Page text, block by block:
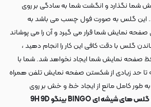
شما نگذارد و انگشت شما به سادگی بر روی
این گلس به صورت فول چسب می باشد به
نمایش شما قرار می گیرد و آن را می پوشاند
گلس با دقت کافی این کار را انجام دهید ،
صفحه نمایش شما ایجاد نخواهد شد. شما با
حد زیادی از شکستن صفحه نمایش تلفن همراه
طور کامل مانع از ایجاد خط و خش بر روی
گلس های شیشه ای BINGO بینگو 9H 9D